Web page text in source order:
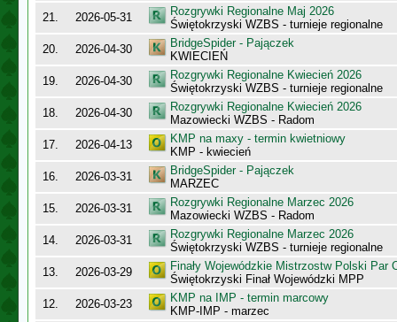
21.
2026-05-31
Rozgrywki Regionalne Maj 2026
Świętokrzyski WZBS - turnieje regionalne
20.
2026-04-30
BridgeSpider - Pajączek
KWIECIEŃ
19.
2026-04-30
Rozgrywki Regionalne Kwiecień 2026
Świętokrzyski WZBS - turnieje regionalne
18.
2026-04-30
Rozgrywki Regionalne Kwiecień 2026
Mazowiecki WZBS - Radom
17.
2026-04-13
KMP na maxy - termin kwietniowy
KMP - kwiecień
16.
2026-03-31
BridgeSpider - Pajączek
MARZEC
15.
2026-03-31
Rozgrywki Regionalne Marzec 2026
Mazowiecki WZBS - Radom
14.
2026-03-31
Rozgrywki Regionalne Marzec 2026
Świętokrzyski WZBS - turnieje regionalne
13.
2026-03-29
Finały Wojewódzkie Mistrzostw Polski Par
Świętokrzyski Finał Wojewódzki MPP
12.
2026-03-23
KMP na IMP - termin marcowy
KMP-IMP - marzec